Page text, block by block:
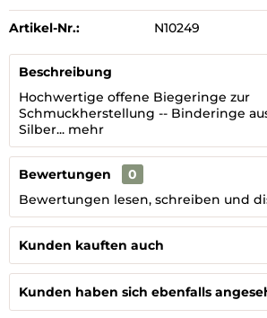
Artikel-Nr.: N10249
Beschreibung
Hochwertige offene Biegeringe zur
Schmuckherstellung -- Binderinge
Silber... mehr
Bewertungen
0
Bewertungen lesen, schreiben und
Kunden kauften auch
Kunden haben sich ebenfalls